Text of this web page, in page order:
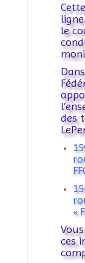
le
des
«
ces